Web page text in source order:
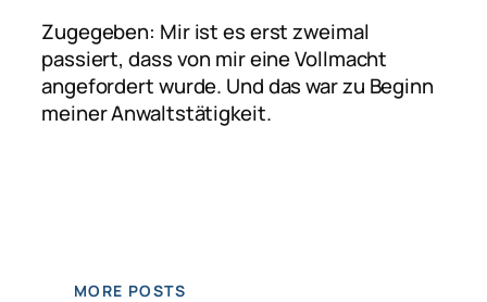
Zugegeben: Mir ist es erst zweimal
passiert, dass von mir eine Vollmacht
angefordert wurde. Und das war zu Beginn
meiner Anwaltstätigkeit.
MORE POSTS